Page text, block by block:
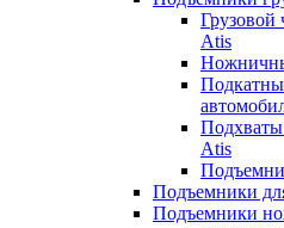
Грузовой
Atis
Подхваты
Atis
Подъемники
Подъемники